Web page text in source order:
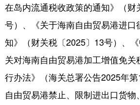
在岛内流通税收政策的通知》（财
号）、《关于海南自由贸易港进口
知》（财关税〔2025〕13号）、
关对海南自由贸易港加工增值免
行办法》（海关总署公告2025年
自由贸易港禁止、限制进出口货